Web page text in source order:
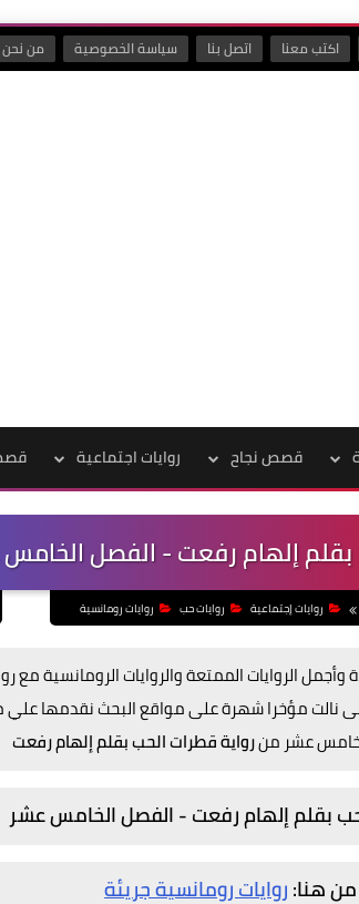
اكتب معنا اتصل بنا سياسة الخصوصية من نحن
قصص نجاح روايات اجتماعية
بقلم إلهام رفعت - الفصل
روايات إجتماعية روايات حب روايات رومانسية
الروايات الممتعة والروايات الرومانسية مع
نالت مؤخرا شهرة على مواقع البحث نقدمها
عشر منرواية قطرات الحب بقلم إلهام رفعت
بقلم إلهام رفعت - الفصل الخامس عشر
من هنا:روايات رومانسية جريئة